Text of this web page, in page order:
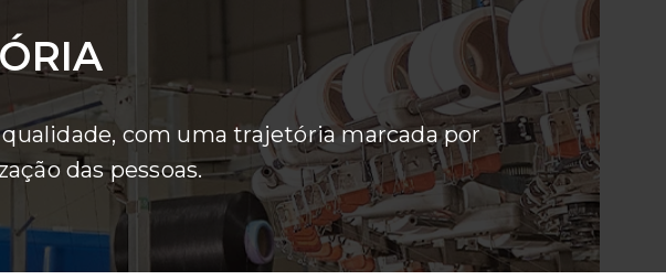
com uma trajetória marcada por
das pessoas.